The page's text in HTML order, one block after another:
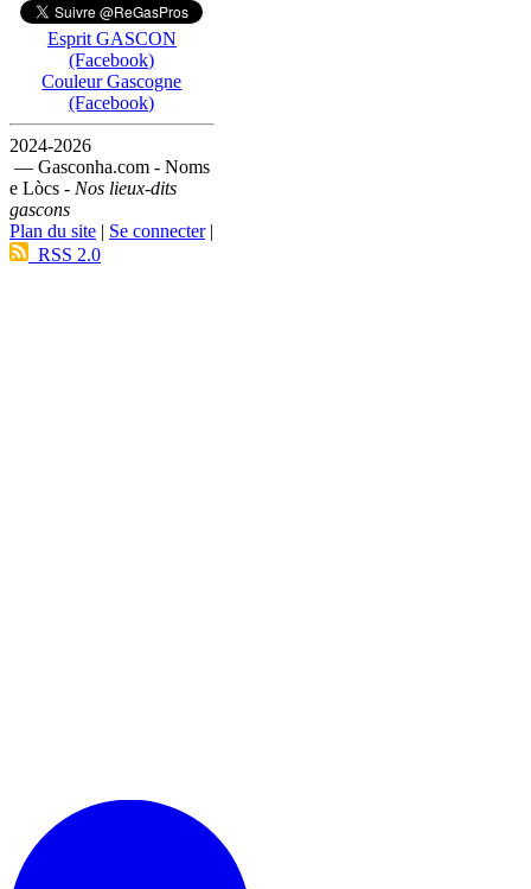
Esprit GASCON
(Facebook)
Couleur Gascogne
(Facebook)
2024-2026
— Gasconha.com - Noms
e Lòcs - Nos lieux-dits
gascons
Plan du site
Se connecter|
RSS 2.0